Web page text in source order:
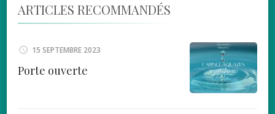
ARTICLES RECOMMANDÉS
15 SEPTEMBRE 2023
Porte ouverte